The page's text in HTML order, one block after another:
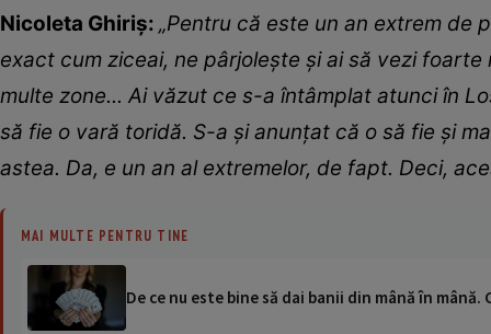
Nicoleta Ghiriș: „Pentru că este un an extrem de
exact cum ziceai, ne pârjolește și ai să vezi
multe zone... Ai văzut ce s-a întâmplat atunci în
să fie o vară toridă. S-a și anunțat că o să fie și
astea. Da, e un an al extremelor, de fapt. Deci,
MAI MULTE PENTRU TINE
De ce nu este bine să dai banii din mână în